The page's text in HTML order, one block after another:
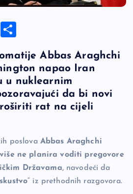
Vi
ar
e
Abbas Araghchi
napao Iran
u nuklearnim
da bi novi
rat na cijeli
poslova Abbas Araghchi
ne planira voditi pregovore
Državama, navodeći da
“ iz prethodnih razgovora.